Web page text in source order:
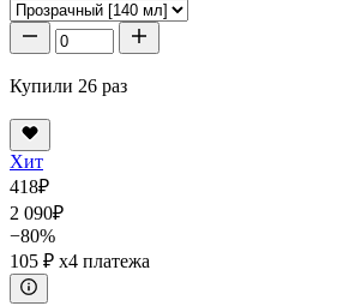
Купили 26 раз
Хит
418₽
2 090₽
−80%
105 ₽ x4 платежа